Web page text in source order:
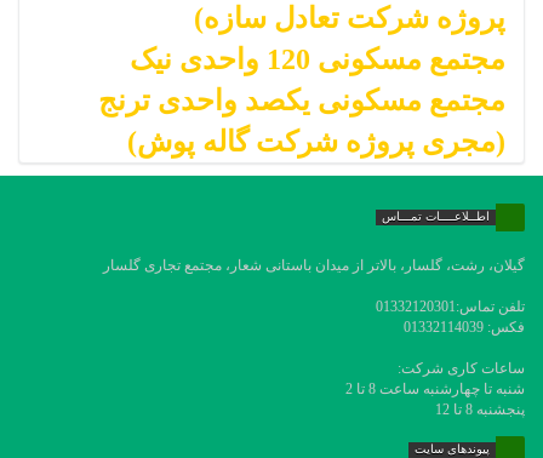
پروژه شرکت تعادل سازه)
مجتمع مسکونی 120 واحدی نیک
مجتمع مسکونی یکصد واحدی ترنج
(مجری پروژه شرکت گاله پوش)
اطــلاعــــات تمـــاس
گیلان، رشت، گلسار، بالاتر از میدان باستانی شعار، مجتمع تجاری گلسار
تلفن تماس:01332120301
فکس: 01332114039
ساعات کاری شرکت:
شنبه تا چهارشنبه ساعت 8 تا 2
پنجشنبه 8 تا 12
پیوندهای سایت